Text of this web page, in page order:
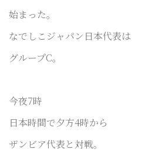
始まった。
なでしこジャパン日本代表は
グループC。
今夜7時
日本時間で夕方4時から
ザンビア代表と対戦。